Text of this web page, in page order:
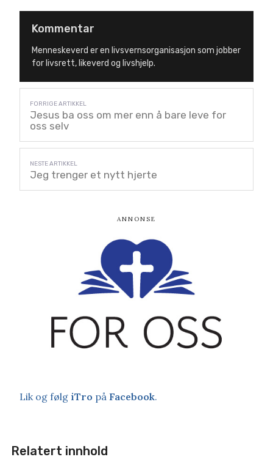
Kommentar
Menneskeverd er en livsvernsorganisasjon som jobber
for livsrett, likeverd og livshjelp.
Jesus ba oss om mer enn å bare leve for
oss selv
Jeg trenger et nytt hjerte
Lik og følg iTro på Facebook.
Relatert innhold